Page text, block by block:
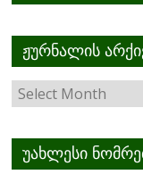
ჟურნალის
ჟურნალის
არქივი
უახლესი